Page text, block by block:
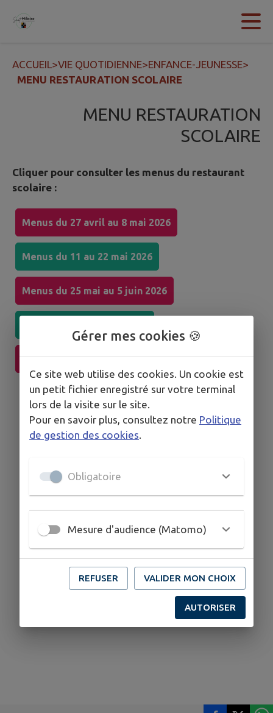
Contenu
ACCUEIL>VIE QUOTIDIENNE>ENFANCE-JEUNESSE>
MENU RESTAURATION SCOLAIRE
MENU RESTAURATION
SCOLAIRE
Cliquer pour consulter les menus du restaurant
scolaire :
Menus du 27 avril au 8 mai 2026
Menus du 11 au 22 mai 2026
Menus du 25 mai au 5 juin 2026
Menus du 22 juin au 3 juillet 2026
Gérer mes cookies 🍪
Ce site web utilise des cookies. Un cookie est
un petit fichier enregistré sur votre terminal
lors de la visite sur le site.
Pour en savoir plus, consultez notre Politique
de gestion des cookies
Obligatoire
Mesure d'audience (Matomo)
REFUSER VALIDER MON CHOIX
AUTORISER